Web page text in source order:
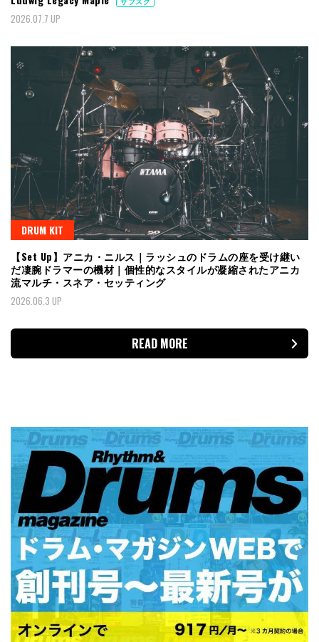
2026.07.7 UP
DRUM KIT
【Set Up】アニカ・ニルス｜ラッシュのドラムの座を受け継い
だ凄腕ドラマーの機材｜個性的なスタイルが凝縮されたアニカ
流マルチ・スネア・セッティング
2026.06.3 UP
READ MORE